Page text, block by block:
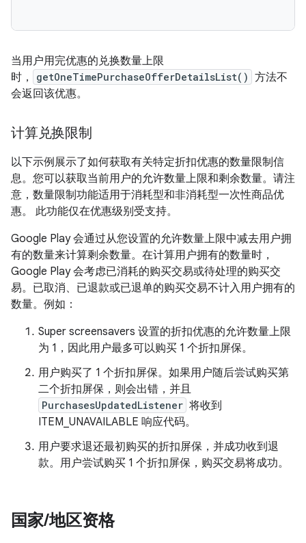
当用户用完优惠的兑换数量上限
时，
getOneTimePurchaseOfferDetailsList() 方法不
会返回该优惠。
计算兑换限制
以下示例展示了如何获取有关特定折扣优惠的数量限制信
息。您可以获取当前用户的允许数量上限和剩余数量。请注
意，数量限制功能适用于消耗型和非消耗型一次性商品优
惠。 此功能仅在优惠级别受支持。
Google Play 会通过从您设置的允许数量上限中减去用户拥
有的数量来计算剩余数量。在计算用户拥有的数量时，
Google Play 会考虑已消耗的购买交易或待处理的购买交
易。已取消、已退款或已退单的购买交易不计入用户拥有的
数量。例如：
Super screensavers 设置的折扣优惠的允许数量上限
为 1，因此用户最多可以购买 1 个折扣屏保。
用户购买了 1 个折扣屏保。如果用户随后尝试购买第
二个折扣屏保，则会出错，并且
PurchasesUpdatedListener 将收到
ITEM_UNAVAILABLE 响应代码。
用户要求退还最初购买的折扣屏保，并成功收到退
款。用户尝试购买 1 个折扣屏保，购买交易将成功。
国家/地区资格